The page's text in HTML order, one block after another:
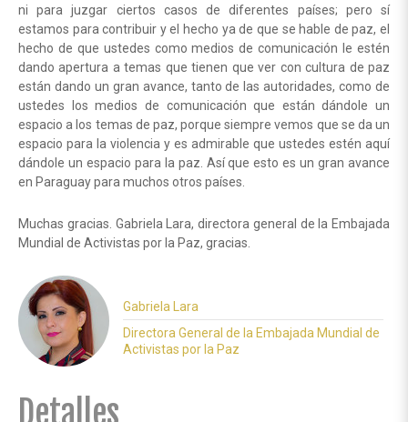
ni para juzgar ciertos casos de diferentes países; pero sí
estamos para contribuir y el hecho ya de que se hable de paz, el
hecho de que ustedes como medios de comunicación le estén
dando apertura a temas que tienen que ver con cultura de paz
están dando un gran avance, tanto de las autoridades, como de
ustedes los medios de comunicación que están dándole un
espacio a los temas de paz, porque siempre vemos que se da un
espacio para la violencia y es admirable que ustedes estén aquí
dándole un espacio para la paz. Así que esto es un gran avance
en Paraguay para muchos otros países.
Muchas gracias. Gabriela Lara, directora general de la Embajada
Mundial de Activistas por la Paz, gracias.
Gabriela Lara
Directora General de la Embajada Mundial de
Activistas por la Paz
Detalles